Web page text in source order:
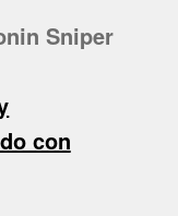
Sniper
con